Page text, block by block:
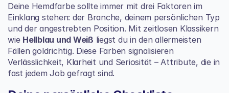
Deine Hemdfarbe sollte immer mit drei Faktoren im
Einklang stehen: der Branche, deinem persönlichen Typ
und der angestrebten Position. Mit zeitlosen Klassikern
wie Hellblau und Weiß liegst du in den allermeisten
Fällen goldrichtig. Diese Farben signalisieren
Verlässlichkeit, Klarheit und Seriosität – Attribute, die in
fast jedem Job gefragt sind.